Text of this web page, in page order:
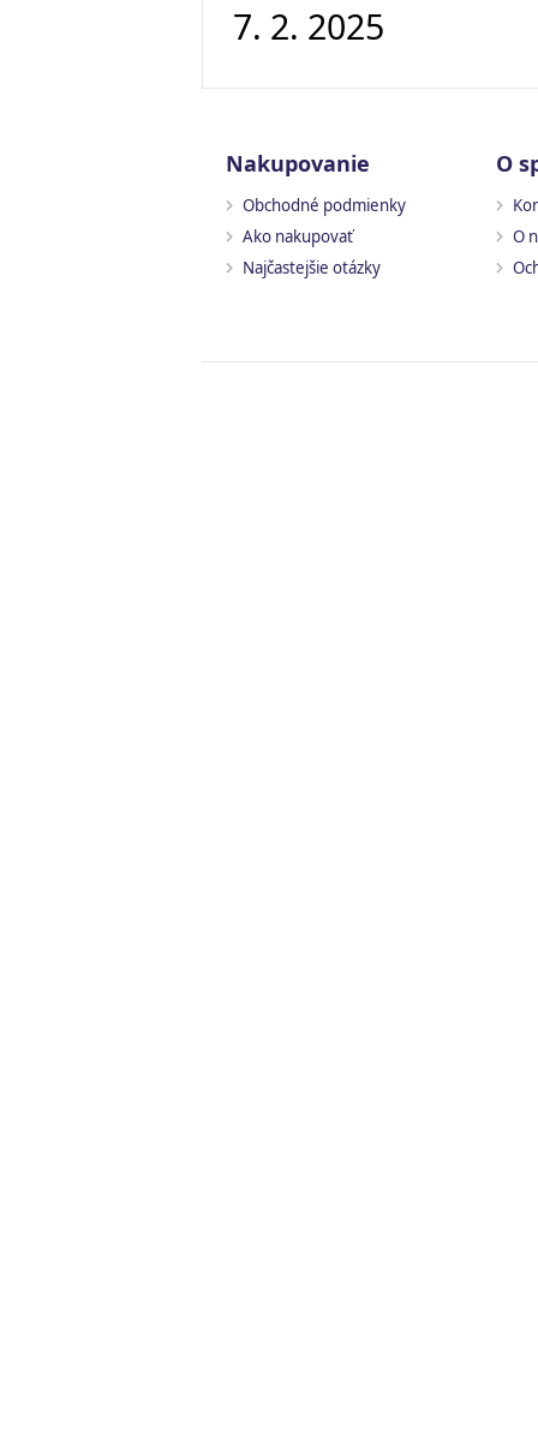
7. 2. 2025
Nakupovanie
Obchodné podmienky
Ako nakupovať
Najčastejšie otázky
O
O